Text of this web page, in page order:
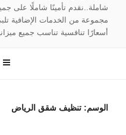
شاملة..نقدم تأمينًا شاملًا على
مجموعة من الخدمات الإضافية
أسعارًا تنافسية تناسب جميع
الوسم: تنظيف شقق الرياض